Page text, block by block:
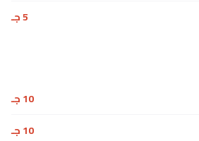
5 جـ
10 جـ
10 جـ